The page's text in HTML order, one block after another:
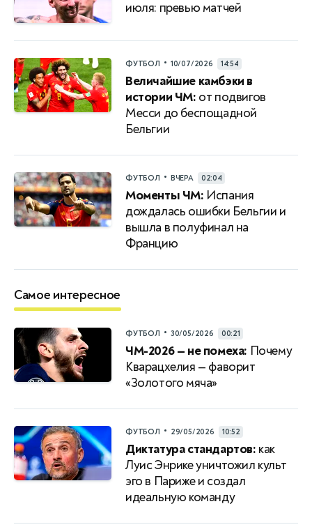
июля: превью матчей
ФУТБОЛ • 10/07/2026 14:54
Величайшие камбэки в
истории ЧМ: от подвигов
Месси до беспощадной
Бельгии
ФУТБОЛ • ВЧЕРА 02:04
Моменты ЧМ: Испания
дождалась ошибки Бельгии и
вышла в полуфинал на
Францию
Самое интересное
ФУТБОЛ • 30/05/2026 00:21
ЧМ-2026 — не помеха: Почему
Кварацхелия — фаворит
«Золотого мяча»
ФУТБОЛ • 29/05/2026 10:52
Диктатура стандартов: как
Луис Энрике уничтожил культ
эго в Париже и создал
идеальную команду